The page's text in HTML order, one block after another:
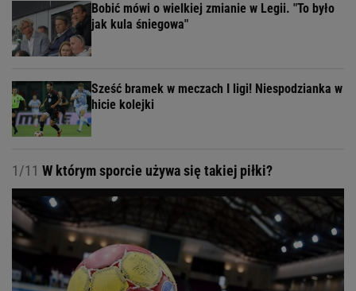
Bobić mówi o wielkiej zmianie w Legii. "To było
jak kula śniegowa"
Sześć bramek w meczach I ligi! Niespodzianka w
hicie kolejki
1/11 W którym sporcie używa się takiej piłki?